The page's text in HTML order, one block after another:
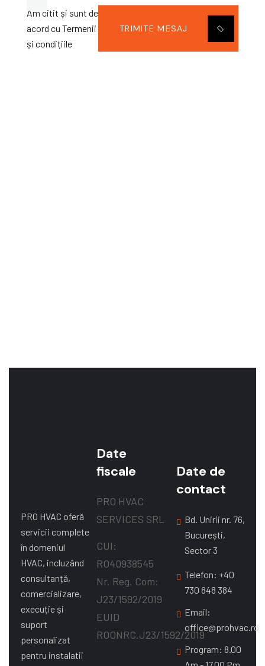
Am citit și sunt de
acord cu Termenii
și condițiile
TRIMITE MESAJ
PRO HVAC oferă
servicii complete
în domeniul
HVAC, incluzând
consultanță,
comercializare,
execuție și
suport
personalizat
pentru instalatii
Date
fiscale
PRO HVAC
SERVICES SRL
CUI:
RO40938545
Nr. Reg. Com:
J23/1592/2019
EUID
ROONRC.J23/1592/2019
Date de
contact
Bd. Unirii nr. 76,
București,
Sector 3
Telefon: +40
730 848 384
Email:
office@prohvac.ro
Program: 8.00